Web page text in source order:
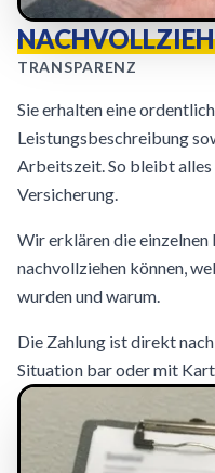
TRANSPARENZ
Sie erhalten eine
Leistungsbeschreibung
Arbeitszeit. So bleibt
Versicherung.
Wir erklären die
nachvollziehen können,
wurden und warum.
Die Zahlung ist direkt
Situation bar oder mit